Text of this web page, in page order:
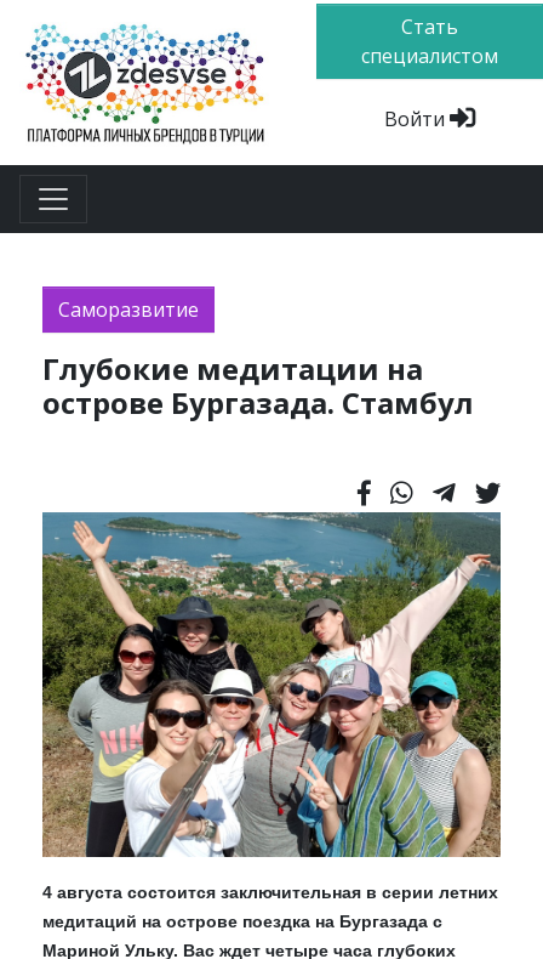
Стать
специалистом
Войти
Саморазвитие
Глубокие медитации на
острове Бургазада. Стамбул
4 августа состоится заключительная в серии летних
медитаций на острове поездка на Бургазада с
Мариной Ульку. Вас ждет четыре часа глубоких